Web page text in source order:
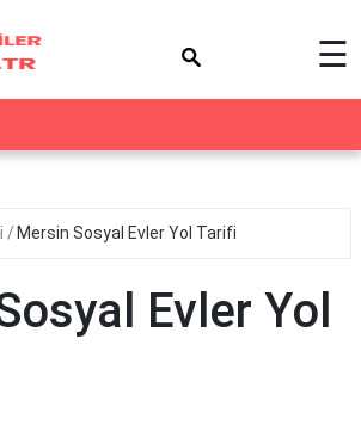
☰
Mersin Sosyal Evler Yol Tarifi
Evler Yol